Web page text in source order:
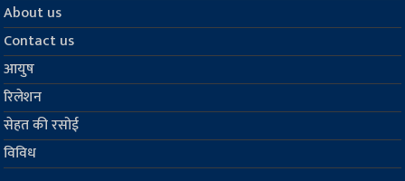
About us
Contact us
आयुष
रिलेशन
सेहत की रसोई
विविध